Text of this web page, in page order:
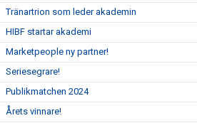
Tränartrion som leder akademin
HIBF startar akademi
Marketpeople ny partner!
Seriesegrare!
Publikmatchen 2024
Årets vinnare!